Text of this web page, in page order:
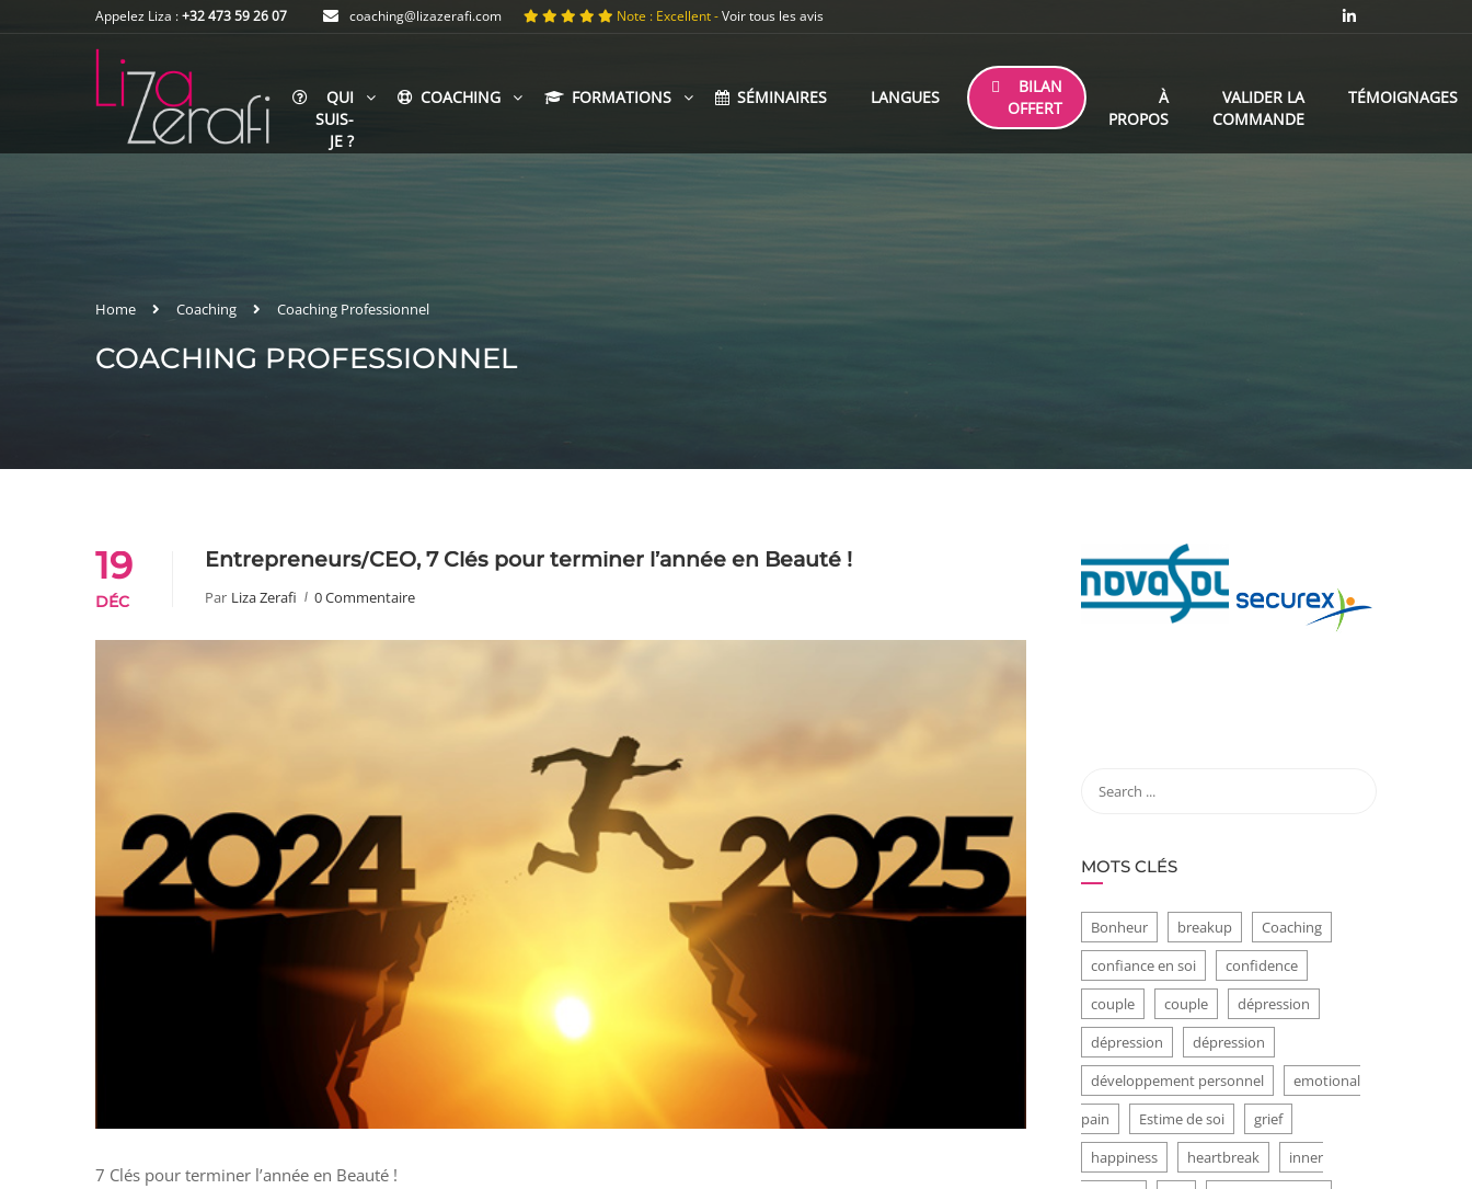
Appelez Liza :+32 473 59 26 07 coaching@lizazerafi.com Note : Excellent -Voir tous les avis
QUI
SUIS-
JE ?
COACHING FORMATIONS SÉMINAIRES LANGUES
BILAN
OFFERT
À
PROPOS
VALIDER LA
COMMANDE
TÉMOIGNAGES
Home Coaching Coaching Professionnel
COACHING PROFESSIONNEL
19
DÉC
Entrepreneurs/CEO, 7 Clés pour terminer l’année en Beauté !
Par Liza Zerafi 0 Commentaire
7 Clés pour terminer l’année en Beauté !
MOTS CLÉS
Bonheur breakup
Coaching
confiance en soi
confidence
couple
couple
dépression
dépression
dépression
développement personnel
emotional
pain
Estime de soi
grief
happiness
heartbreak
inner